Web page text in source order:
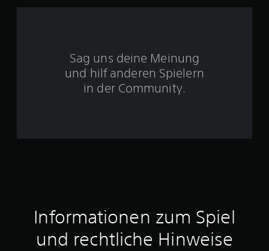
e
u
s
Sag uns deine Meinung
und hilf anderen Spielern
in der Community.
Informationen zum Spiel
und rechtliche Hinweise